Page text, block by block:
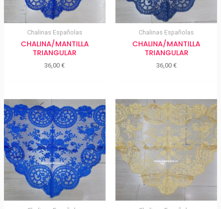
Chalinas Españolas
CHALINA/MANTILLA
TRIANGULAR
36,00€
Chalinas Españolas
CHALINA/MANTILLA
TRIANGULAR
36,00 €